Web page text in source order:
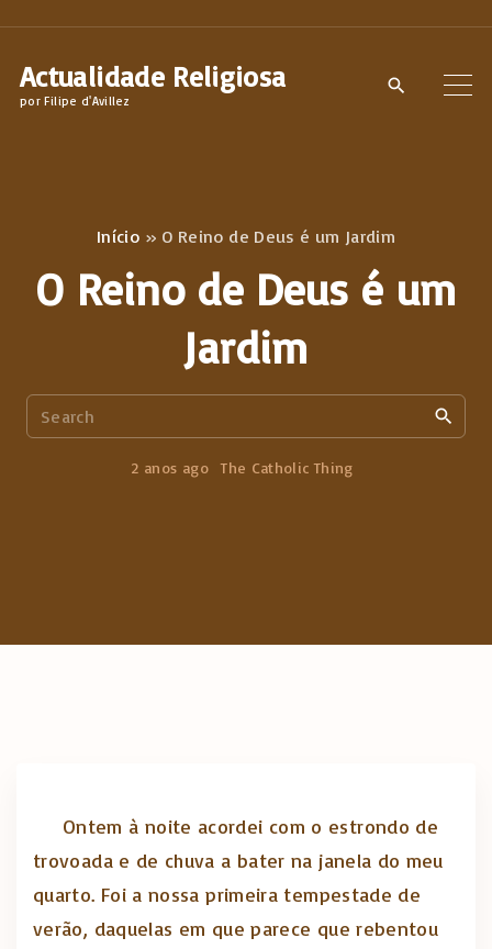
Actualidade Religiosa
por Filipe d'Avillez
Início » O Reino de Deus é um Jardim
O Reino de Deus é um
Jardim
e
2 anos ago The Catholic Thing
Ontem à noite acordei com o estrondo de
trovoada e de chuva a bater na janela do meu
quarto. Foi a nossa primeira tempestade de
verão, daquelas em que parece que rebentou